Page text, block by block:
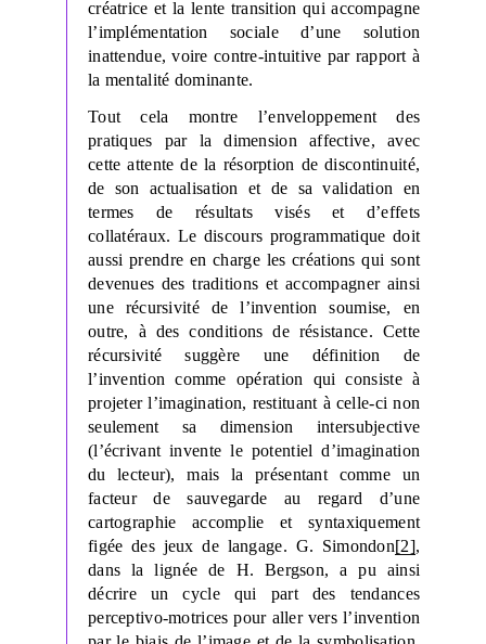
créatrice et la lente transition qui accompagne
l’implémentation sociale d’une solution
inattendue, voire contre-intuitive par rapport à
la mentalité dominante.
Tout cela montre l’enveloppement des
pratiques par la dimension affective, avec
cette attente de la résorption de discontinuité,
de son actualisation et de sa validation en
termes de résultats visés et d’effets
collatéraux. Le discours programmatique doit
aussi prendre en charge les créations qui sont
devenues des traditions et accompagner ainsi
une récursivité de l’invention soumise, en
outre, à des conditions de résistance. Cette
récursivité suggère une définition de
l’invention comme opération qui consiste à
projeter l’imagination, restituant à celle-ci non
seulement sa dimension intersubjective
(l’écrivant invente le potentiel d’imagination
du lecteur), mais la présentant comme un
facteur de sauvegarde au regard d’une
cartographie accomplie et syntaxiquement
figée des jeux de langage. G. Simondon[2],
dans la lignée de H. Bergson, a pu ainsi
décrire un cycle qui part des tendances
perceptivo-motrices pour aller vers l’invention